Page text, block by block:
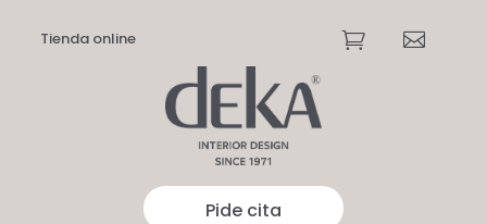
Tienda online  
Pide cita